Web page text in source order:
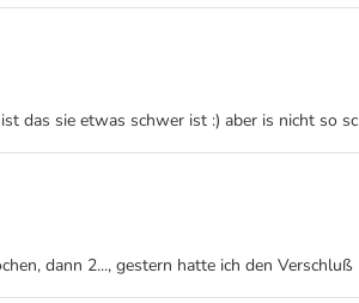
das sie etwas schwer ist :) aber is nicht so
dann 2..., gestern hatte ich den